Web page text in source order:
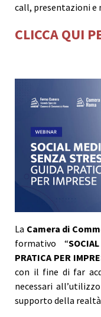
call, presentazioni
CLICCA QUI
La Camera di
formativo “
PRATICA PER
con il fine di far
necessari
supporto della